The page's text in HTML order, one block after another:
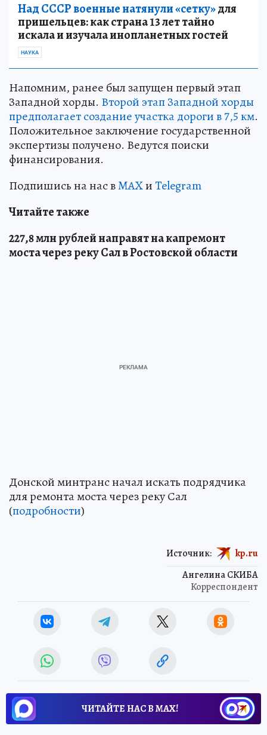
Над СССР военные натянули «сетку»для
пришельцев: как страна 13 лет тайно
искала и изучала инопланетных гостей
НАУКА
Напомним, ранее был запущен первый этап
Западной хорды. Второй этап Западной хорды
предполагает создание участка дороги в 7,5 км.
Положительное заключение государственной
экспертизы получено. Ведутся поиски
финансирования.
Подпишись на нас вMAXиTelegram
Читайте также
227,8 млн рублей направят на капремонт
моста через реку Сал в Ростовской области
Донской минтранс начал искать подрядчика
для ремонта моста через реку Сал
(подробности)
Ангелина СКИБА
Корреспондент
Источник: kp.ru
ЧИТАЙТЕ НАС В МАХ!